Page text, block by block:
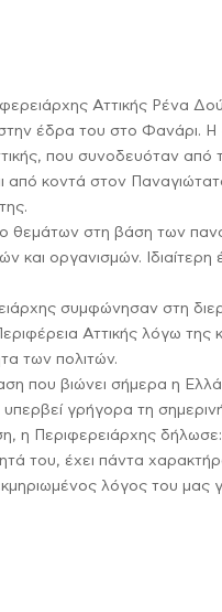
Αττικής Ρένα
έδρα του στο Φανάρι. Η
που συνοδευόταν από
από κοντά στον
θεμάτων στη βάση των
και οργανισμών.
συμφώνησαν στη
Αττικής λόγω της
των πολιτών.
που βιώνει σήμερα η
γρήγορα τη
η Περιφερειάρχης
του, έχει πάντα
λόγος του μας